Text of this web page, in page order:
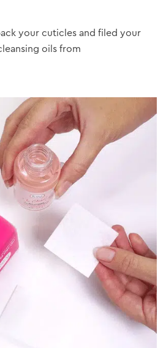
your cuticles and filed your
oils from